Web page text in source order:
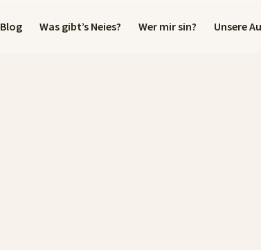
Blog Was gibt’s Neies? Wer mir sin? Unsere